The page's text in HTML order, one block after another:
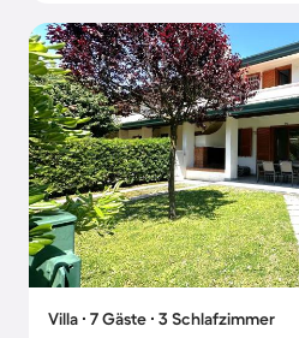
Villa ∙ 7 Gäste ∙ 3 Schlafzimmer